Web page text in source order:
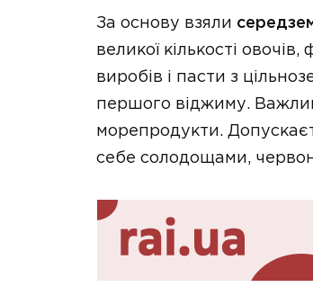
За основу взяли
великої кількості
виробів і пасти з
першого віджиму.
морепродукти.
себе солодощами,